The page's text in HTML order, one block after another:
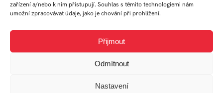
zařízení a/nebo k nim přistupují. Souhlas s těmito technologiemi nám
umožní zpracovávat údaje, jako je chování při prohlížení.
Přijmout
Odmítnout
Nastavení
Videoklip